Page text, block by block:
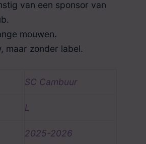
van een sponsor van
mouwen.
maar zonder label.
SC Cambuur
L
2025-2026